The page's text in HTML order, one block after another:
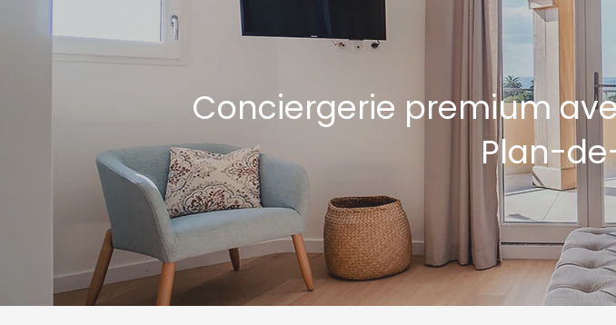
Conciergerie premium
Plan-